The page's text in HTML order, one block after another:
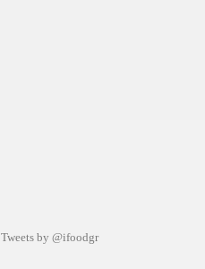
Tweets by @ifoodgr